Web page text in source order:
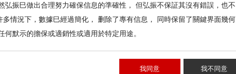
振巳做出合理努力確保信息的準確性， 但弘振不保証其沒有錯誤，也不
情況下，數據巳經過簡化， 删除了專有信息， 同時保留了關鍵界面幾何
默示的擔保或適銷性或適用於特定用途。
我同意 我不同意